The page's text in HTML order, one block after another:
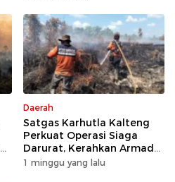
Daerah
Satgas Karhutla Kalteng
Perkuat Operasi Siaga
Darurat, Kerahkan Armada
Udara dan Darat
1 minggu yang lalu